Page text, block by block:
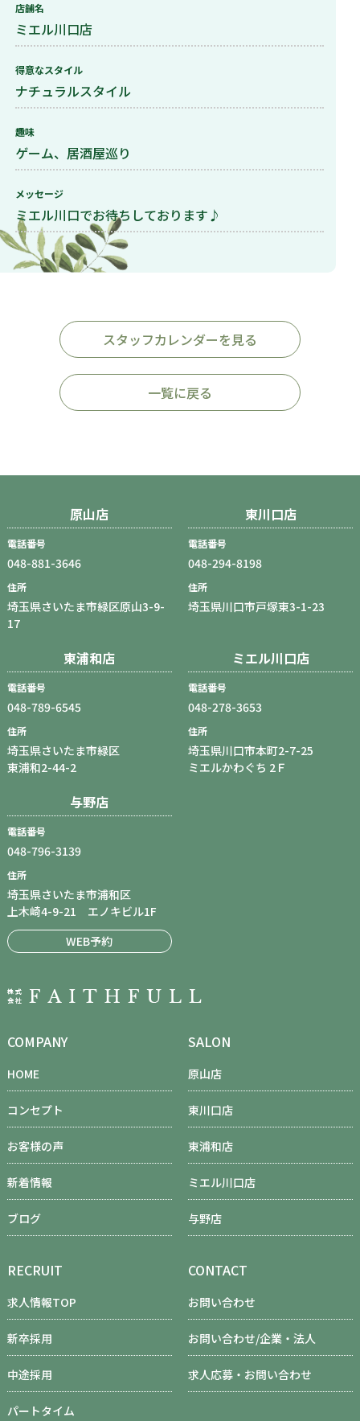
店舗名
ミエル川口店
得意なスタイル
ナチュラルスタイル
趣味
ゲーム、居酒屋巡り
メッセージ
ミエル川口でお待ちしております♪
スタッフカレンダーを見る
一覧に戻る
原山店
電話番号
048-881-3646
住所
埼玉県さいたま市緑区原山3-9-
17
東川口店
電話番号
048-294-8198
住所
埼玉県川口市戸塚東3-1-23
東浦和店
電話番号
048-789-6545
住所
埼玉県さいたま市緑区
東浦和2-44-2
ミエル川口店
電話番号
048-278-3653
住所
埼玉県川口市本町2-7-25
ミエルかわぐち 2Ｆ
与野店
電話番号
048-796-3139
住所
埼玉県さいたま市浦和区
上木崎4-9-21 エノキビル1F
WEB予約
COMPANY
HOME
コンセプト
お客様の声
新着情報
ブログ
SALON
原山店
東川口店
東浦和店
ミエル川口店
与野店
RECRUIT
求人情報TOP
新卒採用
中途採用
パートタイム
CONTACT
お問い合わせ
お問い合わせ/企業・法人
求人応募・お問い合わせ